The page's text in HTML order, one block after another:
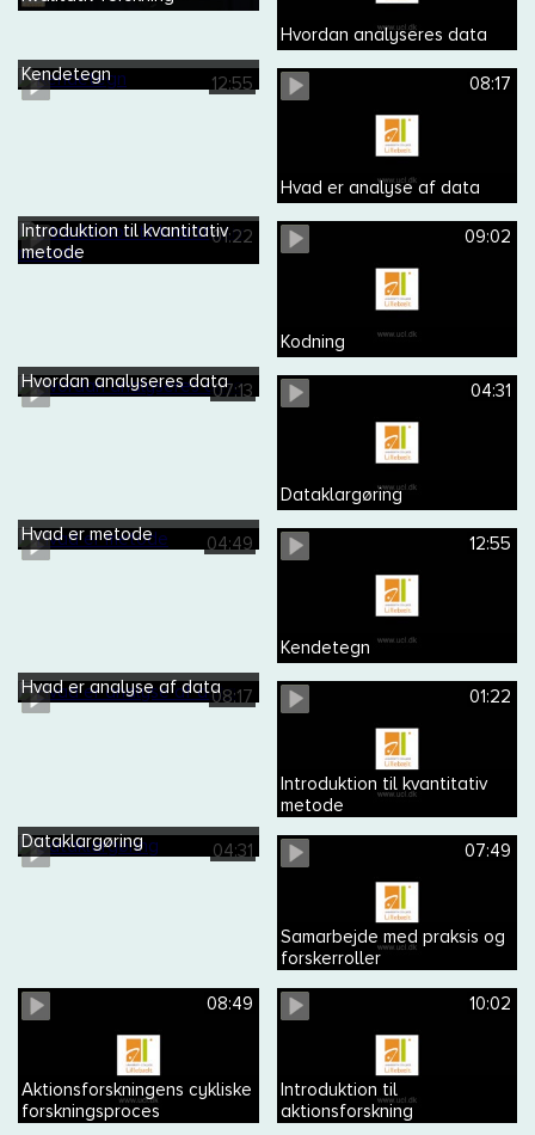
Hvordan analyseres data
12:55
Kendetegn 08:17
Hvad er analyse af data
01:22
Introduktion til kvantitativ
metode
09:02
Kodning
07:13
Hvordan analyseres data 04:31
Dataklargøring
04:49
Hvad er metode 12:55
Kendetegn
08:17
Hvad er analyse af data 01:22
Introduktion til kvantitativ
metode
04:31
Dataklargøring 07:49
Samarbejde med praksis og
forskerroller
08:49
Aktionsforskningens cykliske
forskningsproces
10:02
Introduktion til
aktionsforskning